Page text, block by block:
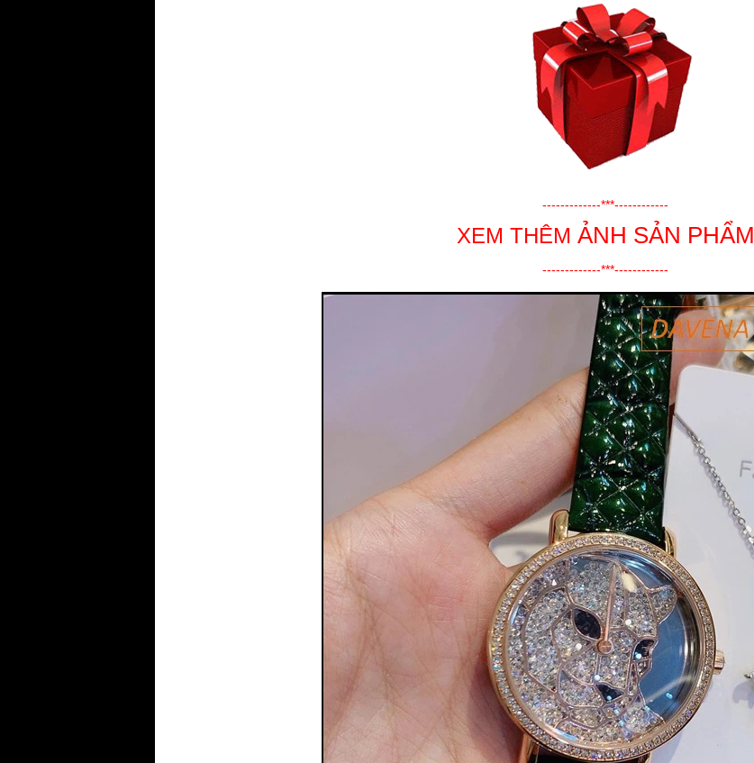
-------------***------------
XEM THÊM ẢNH SẢN PHẨM
-------------***------------